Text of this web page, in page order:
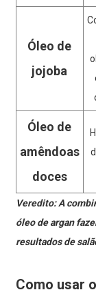
Óleo de
jojoba
Óleo de
amêndoas
doces
Veredito: A
óleo de argan
resultados de
Como usar